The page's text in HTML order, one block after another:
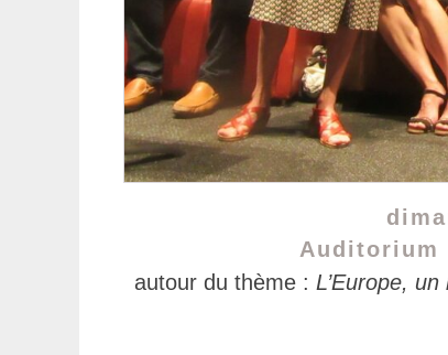
Auditorium
autour du thème : L’Europe,